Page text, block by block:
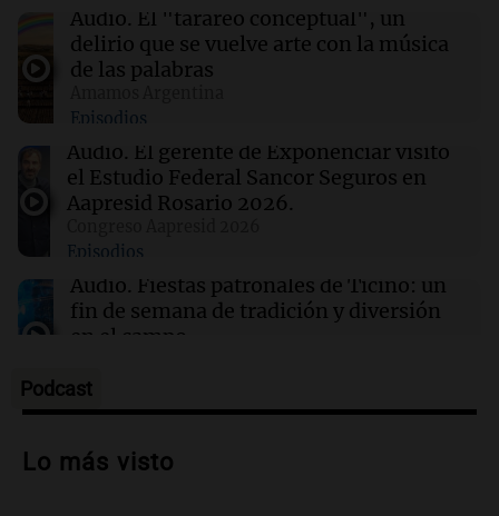
06:36 Mundo
Nigeria: Presidente celebra rescate de 308
secuestrados en una operación histórica
06:31 Mundo
EEUU asegura que no hubo fuga de fósforo
blanco en su base aérea en Corea del Sur
Alerta meteorológica extrema en medio país:
todas las zonas complicadas por lluvias y
vientos fuerte
Audio. El "tarareo conceptual", un
delirio que se vuelve arte con la música
de las palabras
Episodios
Audio. El gerente de Exponenciar visitó
el Estudio Federal Sancor Seguros en
Aapresid Rosario 2026.
Episodios
Audio. Fiestas patronales de Ticino: un
fin de semana de tradición y diversión
en el campo
Episodios
Audio.Preparativos para la feria en La
de apertura
Podcast
Lo más visto